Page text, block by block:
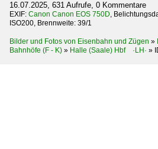
16.07.2025, 631 Aufrufe, 0 Kommentare
EXIF: Canon Canon EOS 750D,
ISO200, Brennweite: 39/1
Bilder und Fotos von Eisenbahn und Zügen »
Bahnhöfe (F - K) » Halle (Saale) Hbf ·LH· »